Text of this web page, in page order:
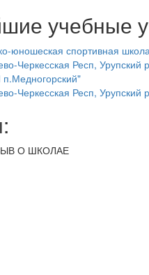
учебные
юношеская спортивная
Черкесская Респ, Урупский
Черкесская Респ, Урупский
О ШКОЛАЕ